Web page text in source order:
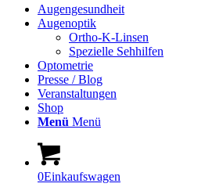
Augengesundheit
Augenoptik
Ortho-K-Linsen
Spezielle Sehhilfen
Optometrie
Presse / Blog
Veranstaltungen
Shop
Menü Menü
0Einkaufswagen